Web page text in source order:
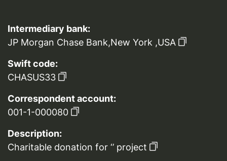
Intermediary bank:
JP Morgan Chase Bank,New York ,USA
Swift code:
CHASUS33
Correspondent account:
001-1-000080
Description:
Charitable donation for ‘’ project